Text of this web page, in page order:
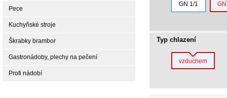
GN 1/1
Typ chlazení
vzduchem
Pece
Kuchyňské stroje
Škrabky brambor
Gastronádoby, plechy na pečení
Profi nádobí